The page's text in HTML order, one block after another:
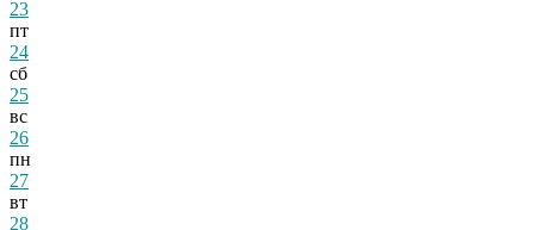
23
пт
24
сб
25
вс
26
пн
27
вт
28